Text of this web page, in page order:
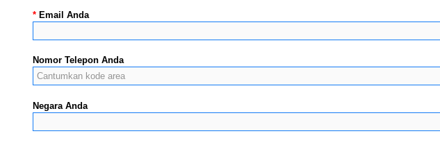
* Email Anda
Nomor Telepon Anda
Negara Anda